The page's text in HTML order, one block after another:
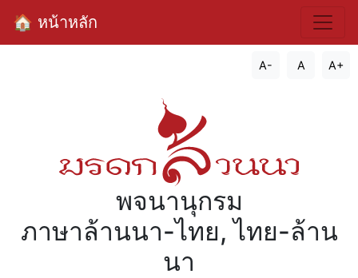
🏠 หน้าหลัก
A- A A+
พจนานุกรม
ภาษาล้านนา-ไทย, ไทย-ล้าน
นา